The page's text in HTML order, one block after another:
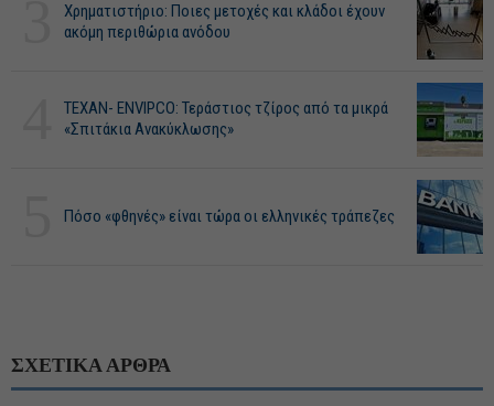
Χρηματιστήριο: Ποιες μετοχές και κλάδοι έχουν
ακόμη περιθώρια ανόδου
ΤΕΧΑΝ- ENVIPCO: Τεράστιος τζίρος από τα μικρά
«Σπιτάκια Ανακύκλωσης»
Πόσο «φθηνές» είναι τώρα οι ελληνικές τράπεζες
ΣΧΕΤΙΚΑ ΑΡΘΡΑ